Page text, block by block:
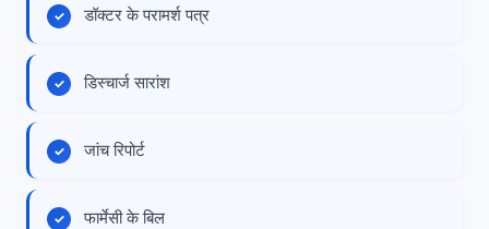
डॉक्टर के परामर्श पत्र
डिस्चार्ज सारांश
जांच रिपोर्ट
फार्मेसी के बिल